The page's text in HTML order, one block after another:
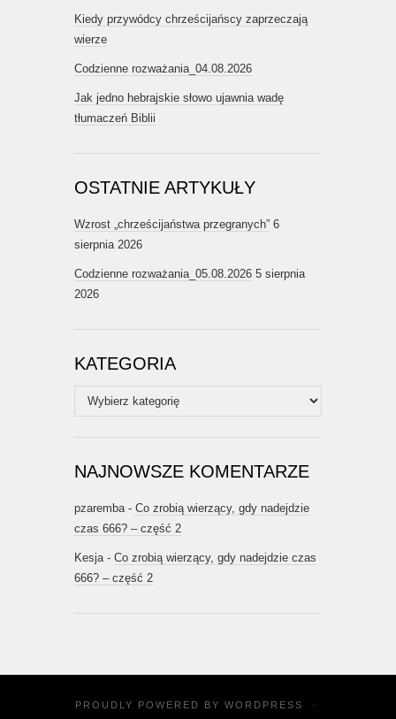
Kiedy przywódcy chrześcijańscy zaprzeczają
wierze
Codzienne rozważania_04.08.2026
Jak jedno hebrajskie słowo ujawnia wadę
tłumaczeń Biblii
OSTATNIE ARTYKUŁY
Wzrost „chrześcijaństwa przegranych” 6
sierpnia 2026
Codzienne rozważania_05.08.2026 5 sierpnia
2026
KATEGORIA
Kategoria
NAJNOWSZE KOMENTARZE
pzaremba - Co zrobią wierzący, gdy nadejdzie
czas 666? – część 2
Kesja - Co zrobią wierzący, gdy nadejdzie czas
666? – część 2
PROUDLY POWERED BY WORDPRESS ·